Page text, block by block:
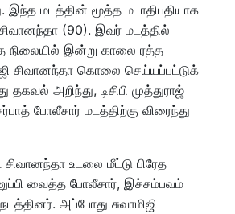
மடத்தின் மூத்த மடாதிபதியாக
சிவானந்தா (90). இவர் மடத்தில்
நிலையில் இன்று காலை ரத்த
சிவானந்தா கொலை செய்யப்பட்டுக்
தகவல் அறிந்து, டிசிபி முத்துராஜ்
போலீசார் மடத்திற்கு விரைந்து
உடலை மீட்டு பிரேத
வைத்த போலீசார், இச்சம்பவம்
அப்போது சுவாமிஜி